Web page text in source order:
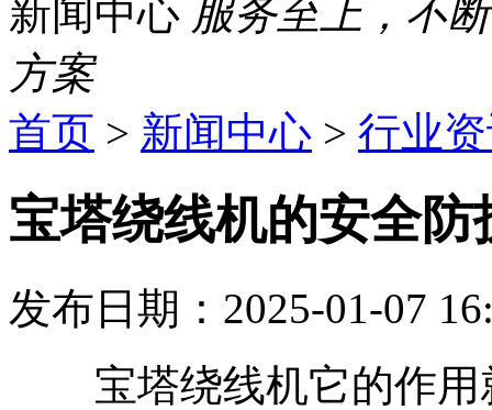
新闻中心 服务至上，不
方案
首页 > 新闻中心 > 行业
宝塔绕线机的安全防
发布日期：2025-01-07
宝塔绕线机它的作用